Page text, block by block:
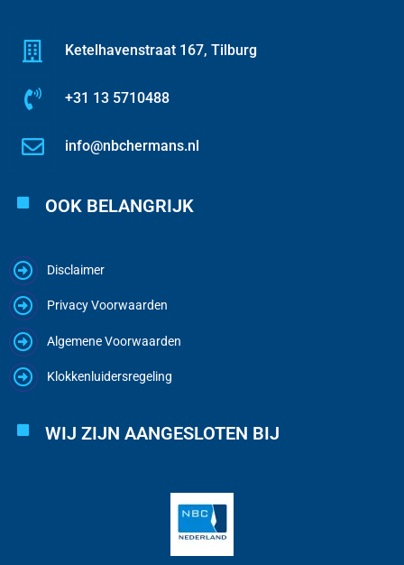
Ketelhavenstraat 167, Tilburg
+31 13 5710488
info@nbchermans.nl
OOK BELANGRIJK
Disclaimer
Privacy Voorwaarden
Algemene Voorwaarden
Klokkenluidersregeling
WIJ ZIJN AANGESLOTEN BIJ